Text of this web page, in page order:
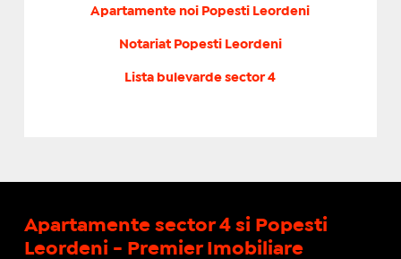
Apartamente noi Popesti Leordeni
Notariat Popesti Leordeni
Lista bulevarde sector 4
Apartamente sector 4 si Popesti
Leordeni - Premier Imobiliare